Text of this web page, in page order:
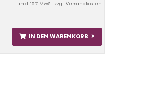
inkl. 19 % MwSt. zzgl.Versandkosten
IN DEN WARENKORB